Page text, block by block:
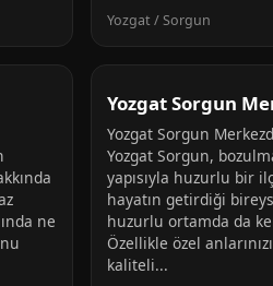
Yozgat / Sorgun
ne
Yozgat Sorgun
Yozgat Sorgun
Yozgat Sorgun,
yapısıyla huzurlu bir
hayatın getirdiği
huzurlu ortamda da
Özellikle özel
kaliteli...